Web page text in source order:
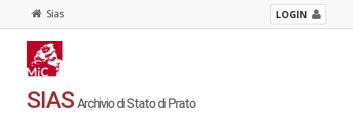
Sias LOGIN
SIAS Archivio di Stato di Prato